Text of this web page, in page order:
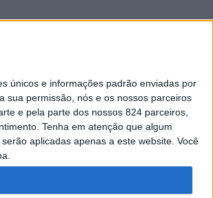
únicos e informações padrão enviadas por
sua permissão, nós e os nossos parceiros
e pela parte dos nossos 824 parceiros,
Tenha em atenção que algum
aplicadas apenas a este website. Você